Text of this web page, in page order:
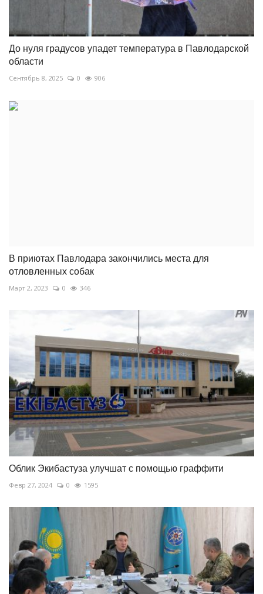
До нуля градусов упадет температура в Павлодарской
области
Сентябрь 8, 2025 0 906
В приютах Павлодара закончились места для
отловленных собак
Март 2, 2023 0 346
Облик Экибастуза улучшат с помощью граффити
Февр 27, 2024 0 1595